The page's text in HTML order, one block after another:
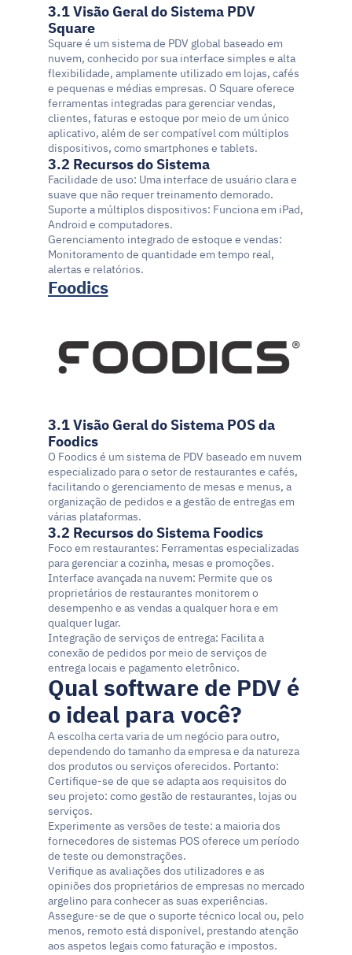
3.1 Visão Geral do Sistema PDV
Square
Square é um sistema de PDV global baseado em
nuvem, conhecido por sua interface simples e alta
flexibilidade, amplamente utilizado em lojas, cafés
e pequenas e médias empresas. O Square oferece
ferramentas integradas para gerenciar vendas,
clientes, faturas e estoque por meio de um único
aplicativo, além de ser compatível com múltiplos
dispositivos, como smartphones e tablets.
3.2 Recursos do Sistema
Facilidade de uso: Uma interface de usuário clara e
suave que não requer treinamento demorado.
Suporte a múltiplos dispositivos: Funciona em iPad,
Android e computadores.
Gerenciamento integrado de estoque e vendas:
Monitoramento de quantidade em tempo real,
alertas e relatórios.
Foodics
3.1 Visão Geral do Sistema POS da
Foodics
O Foodics é um sistema de PDV baseado em nuvem
especializado para o setor de restaurantes e cafés,
facilitando o gerenciamento de mesas e menus, a
organização de pedidos e a gestão de entregas em
várias plataformas.
3.2 Recursos do Sistema Foodics
Foco em restaurantes: Ferramentas especializadas
para gerenciar a cozinha, mesas e promoções.
Interface avançada na nuvem: Permite que os
proprietários de restaurantes monitorem o
desempenho e as vendas a qualquer hora e em
qualquer lugar.
Integração de serviços de entrega: Facilita a
conexão de pedidos por meio de serviços de
entrega locais e pagamento eletrônico.
Qual software de PDV é
o ideal para você?
A escolha certa varia de um negócio para outro,
dependendo do tamanho da empresa e da natureza
dos produtos ou serviços oferecidos. Portanto:
Certifique-se de que se adapta aos requisitos do
seu projeto: como gestão de restaurantes, lojas ou
serviços.
Experimente as versões de teste: a maioria dos
fornecedores de sistemas POS oferece um período
de teste ou demonstrações.
Verifique as avaliações dos utilizadores e as
opiniões dos proprietários de empresas no mercado
argelino para conhecer as suas experiências.
Assegure-se de que o suporte técnico local ou, pelo
menos, remoto está disponível, prestando atenção
aos aspetos legais como faturação e impostos.